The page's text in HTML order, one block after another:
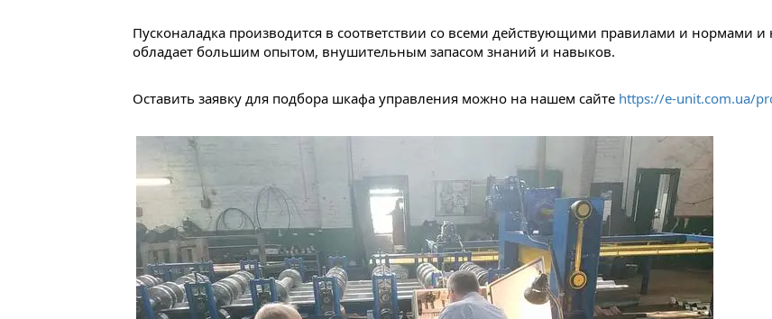
Пусконаладка производится в соответствии со всеми действующими правилами и нормами
обладает большим опытом, внушительным запасом знаний и навыков.
Оставить заявку для подбора шкафа управления можно на нашем сайте https://e-unit.com.ua/